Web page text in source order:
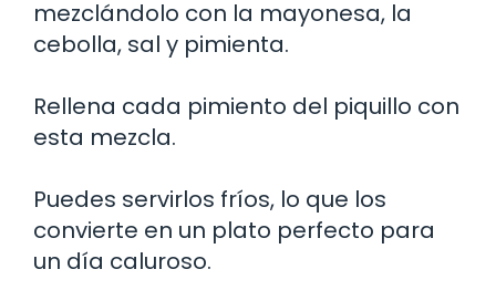
mezclándolo con la mayonesa, la
cebolla, sal y pimienta.
Rellena cada pimiento del piquillo con
esta mezcla.
Puedes servirlos fríos, lo que los
convierte en un plato perfecto para
un día caluroso.